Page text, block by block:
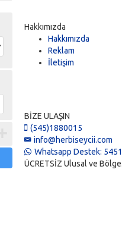
Hakkımızda
Hakkımızda
Reklam
İletişim
BİZE ULAŞIN
(545)1880015
info@herbiseycii.com
Whatsapp Destek:
ÜCRETSİZ Ulusal ve